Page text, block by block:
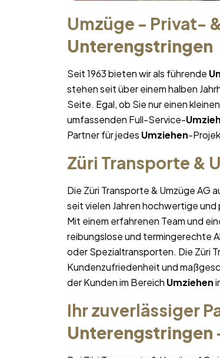
Umzüge - Privat-
Unterengstringen
Seit 1963 bieten wir als führende
stehen seit über einem halben
Seite. Egal, ob Sie nur einen kleinen
umfassenden Full-Service-
Partner für jedes Umziehen-
Züri Transporte &
Die Züri Transporte & Umzüge AG
seit vielen Jahren hochwertige
Mit einem erfahrenen Team und
reibungslose und termingerechte
oder Spezialtransporten. Die Züri
Kundenzufriedenheit und
der Kunden im Bereich Umziehen
Ihr zuverlässiger
Unterengstringen